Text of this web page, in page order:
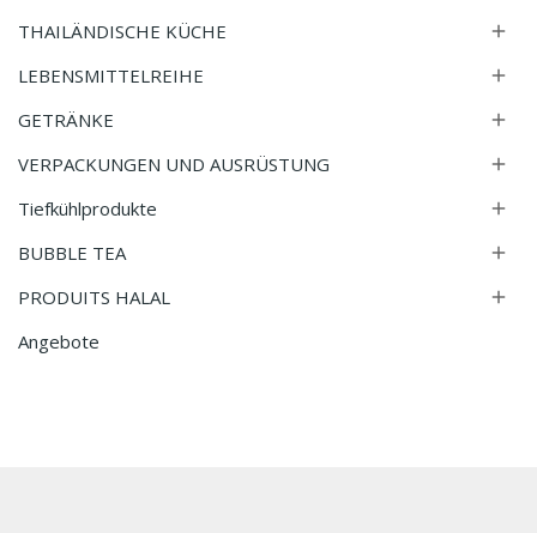
THAILÄNDISCHE KÜCHE 
LEBENSMITTELREIHE 
GETRÄNKE 
VERPACKUNGEN UND AUSRÜSTUNG 
Tiefkühlprodukte 
BUBBLE TEA 
PRODUITS HALAL 
Angebote